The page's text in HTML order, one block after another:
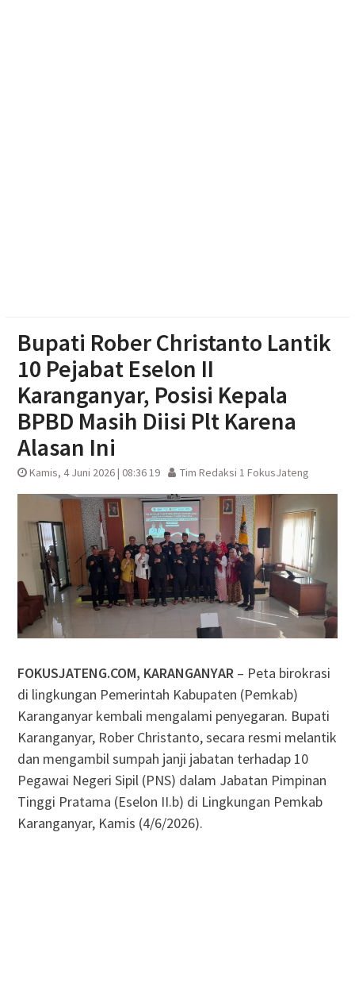
Bupati Rober Christanto Lantik
10 Pejabat Eselon II
Karanganyar, Posisi Kepala
BPBD Masih Diisi Plt Karena
Alasan Ini
Kamis, 4 Juni 2026 | 08:36 19 Tim Redaksi 1 FokusJateng
FOKUSJATENG.COM, KARANGANYAR– Peta birokrasi
di lingkungan Pemerintah Kabupaten (Pemkab)
Karanganyar kembali mengalami penyegaran. Bupati
Karanganyar, Rober Christanto, secara resmi melantik
dan mengambil sumpah janji jabatan terhadap 10
Pegawai Negeri Sipil (PNS) dalam Jabatan Pimpinan
Tinggi Pratama (Eselon II.b) di Lingkungan Pemkab
Karanganyar, Kamis (4/6/2026).